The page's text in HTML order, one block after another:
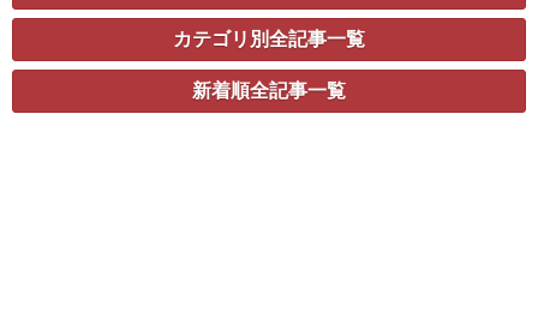
カテゴリ別全記事一覧
新着順全記事一覧